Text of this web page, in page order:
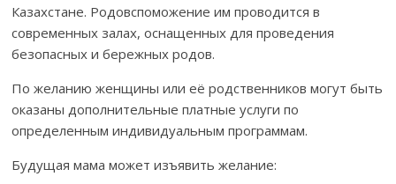
Казахстане. Родовспоможение им проводится в
современных залах, оснащенных для проведения
безопасных и бережных родов.
По желанию женщины или её родственников могут быть
оказаны дополнительные платные услуги по
определенным индивидуальным программам.
Будущая мама может изъявить желание: